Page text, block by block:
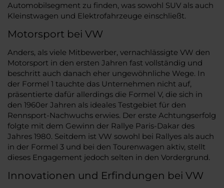
Automobilsegment zu finden, was sowohl SUV als auch
Kleinstwagen und Elektrofahrzeuge einschließt.
Motorsport bei VW
Anders, als viele Mitbewerber, vernachlässigte VW den
Motorsport in den ersten Jahren fast vollständig und
beschritt auch danach eher ungewöhnliche Wege. In
der Formel 1 tauchte das Unternehmen nicht auf,
präsentierte dafür allerdings die Formel V, die sich in
den 1960er Jahren als ideales Testgebiet für den
Rennsport-Nachwuchs erwies. Der erste Achtungserfolg
folgte mit dem Gewinn der Rallye Paris-Dakar des
Jahres 1980. Seitdem ist VW sowohl bei Rallyes als auch
in der Formel 3 und bei den Tourenwagen aktiv, stellt
dieses Engagement jedoch selten in den Vordergrund.
Innovationen und Erfindungen bei VW